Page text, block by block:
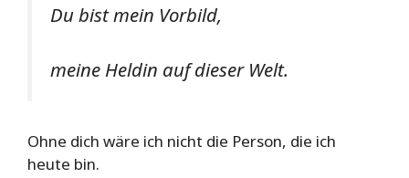
Du bist mein Vorbild,
meine Heldin auf dieser Welt.
Ohne dich wäre ich nicht die Person, die ich
heute bin.